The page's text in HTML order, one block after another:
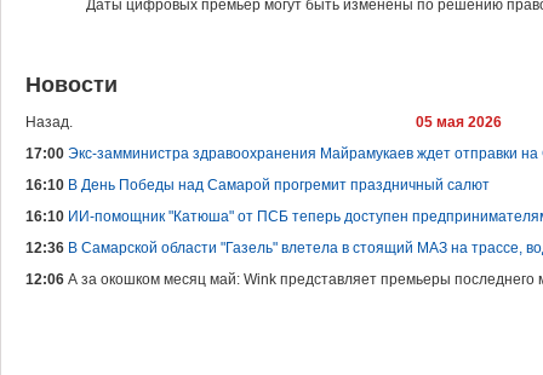
Даты цифровых премьер могут быть изменены по решению
Новости
Назад.
05 мая 2026
17:00 Экс-замминистра здравоохранения Майрамукаев ждет отправки
16:10 В День Победы над Самарой прогремит праздничный салют
16:10 ИИ-помощник "Катюша" от ПСБ теперь доступен
12:36 В Самарской области "Газель" влетела в стоящий МАЗ на трассе,
12:06 А за окошком месяц май: Wink представляет премьеры последнего